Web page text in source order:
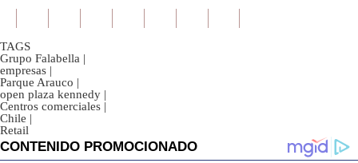
TAGS
Grupo Falabella |
empresas |
Parque Arauco |
open plaza kennedy |
Centros comerciales |
Chile |
Retail